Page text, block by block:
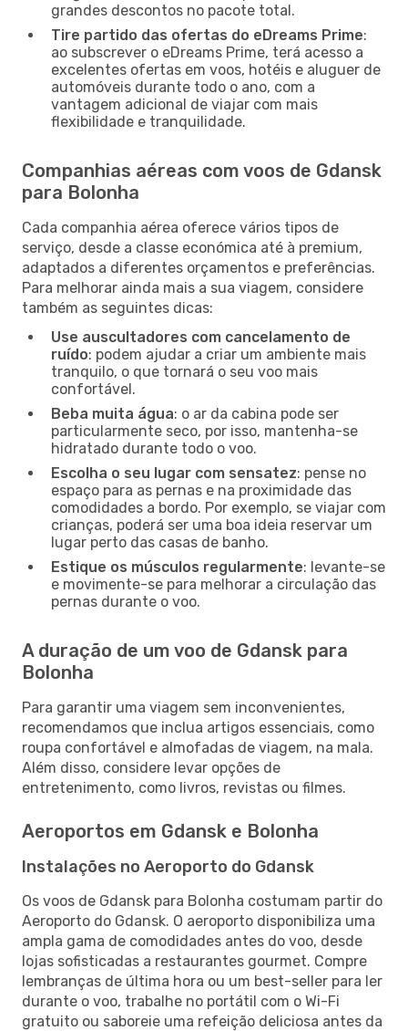
grandes descontos no pacote total.
Tire partido das ofertas do eDreams Prime:
ao subscrever o eDreams Prime, terá acesso a
excelentes ofertas em voos, hotéis e aluguer de
automóveis durante todo o ano, com a
vantagem adicional de viajar com mais
flexibilidade e tranquilidade.
Companhias aéreas com voos de Gdansk
para Bolonha
Cada companhia aérea oferece vários tipos de
serviço, desde a classe económica até à premium,
adaptados a diferentes orçamentos e preferências.
Para melhorar ainda mais a sua viagem, considere
também as seguintes dicas:
Use auscultadores com cancelamento de
ruído: podem ajudar a criar um ambiente mais
tranquilo, o que tornará o seu voo mais
confortável.
Beba muita água: o ar da cabina pode ser
particularmente seco, por isso, mantenha-se
hidratado durante todo o voo.
Escolha o seu lugar com sensatez: pense no
espaço para as pernas e na proximidade das
comodidades a bordo. Por exemplo, se viajar com
crianças, poderá ser uma boa ideia reservar um
lugar perto das casas de banho.
Estique os músculos regularmente: levante-se
e movimente-se para melhorar a circulação das
pernas durante o voo.
A duração de um voo de Gdansk para
Bolonha
Para garantir uma viagem sem inconvenientes,
recomendamos que inclua artigos essenciais, como
roupa confortável e almofadas de viagem, na mala.
Além disso, considere levar opções de
entretenimento, como livros, revistas ou filmes.
Aeroportos em Gdansk e Bolonha
Instalações no Aeroporto do Gdansk
Os voos de Gdansk para Bolonha costumam partir do
Aeroporto do Gdansk. O aeroporto disponibiliza uma
ampla gama de comodidades antes do voo, desde
lojas sofisticadas a restaurantes gourmet. Compre
lembranças de última hora ou um best-seller para ler
durante o voo, trabalhe no portátil com o Wi-Fi
gratuito ou saboreie uma refeição deliciosa antes da